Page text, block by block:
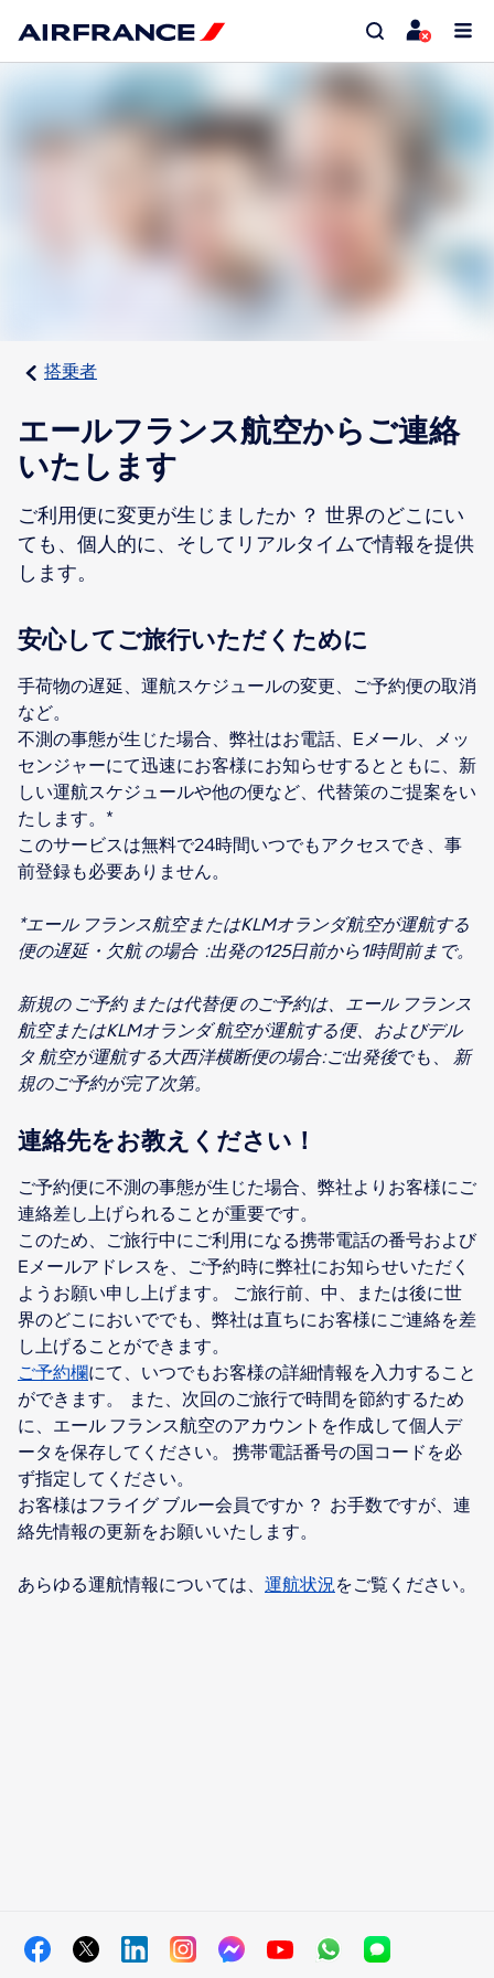
搭乗者
エールフランス航空からご連絡
いたします
ご利用便に変更が生じましたか ？ 世界のどこにい
ても、個人的に、そしてリアルタイムで情報を提供
します。
安心してご旅行いただくために
手荷物の遅延、運航スケジュールの変更、ご予約便の取消
など。
不測の事態が生じた場合、弊社はお電話、Eメール、メッ
センジャーにて迅速にお客様にお知らせするとともに、新
しい運航スケジュールや他の便など、代替策のご提案をい
たします。*
このサービスは無料で24時間いつでもアクセスでき、事
前登録も必要ありません。
*エール フランス航空またはKLMオランダ航空が運航する
便の遅延・欠航 の場合 :出発の125日前から1時間前まで。
新規の ご予約 または代替便のご予約は、エール フランス
航空またはKLMオランダ 航空が運航する便、およびデル
タ 航空が運航する大西洋横断便の場合:ご出発後でも、 新
規のご予約が完了次第。
連絡先をお教えください！
ご予約便に不測の事態が生じた場合、弊社よりお客様にご
連絡差し上げられることが重要です。
このため、ご旅行中にご利用になる携帯電話の番号および
Eメールアドレスを、ご予約時に弊社にお知らせいただく
ようお願い申し上げます。 ご旅行前、中、または後に世
界のどこにおいででも、弊社は直ちにお客様にご連絡を差
ご予約欄にて、いつでもお客様の詳細情報を入力すること
ができます。 また、次回のご旅行で時間を節約するため
に、エール フランス航空のアカウントを作成して個人デ
ータを保存してください。 携帯電話番号の国コードを必
ず指定してください。
お客様はフライグ ブルー会員ですか ？ お手数ですが、連
絡先情報の更新をお願いいたします。
あらゆる運航情報については、 運航状況をご覧ください。